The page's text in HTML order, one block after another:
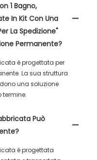
1 Bagno,
In Kit Con Una
La Spedizione"
Permanente?
è progettata per
La sua struttura
una soluzione
Può
è progettata